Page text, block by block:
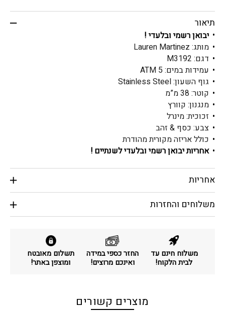
תיאור
יבואן רשמי ובלעדי !
מותג: Lauren Martinez
דגם: M3192
עמידות במים: ATM 5
גוף השעון: Stainless Steel
קוטר: 38 מ”מ
מנגנון: קוורץ
זכוכית: מינרל
צבע: כסף & זהב
כולל אריזה מקורית מהודרת
אחריות יבואן רשמי ובלעדי לשנתיים !
אחריות
משלוחים והחזרות
משלוח חינם עד
לבית הלקוח!
החזר כספי במידה
ואינכם מרוצים!
תשלום מאובטח
ומוצפן באתר!
מוצרים קשורים